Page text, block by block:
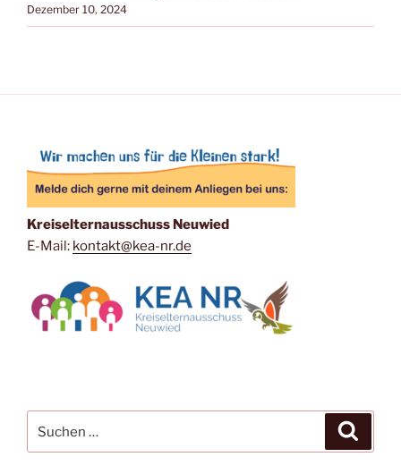
Dezember 10, 2024
Kreiselternausschuss Neuwied
E-Mail: kontakt@kea-nr.de
nach: